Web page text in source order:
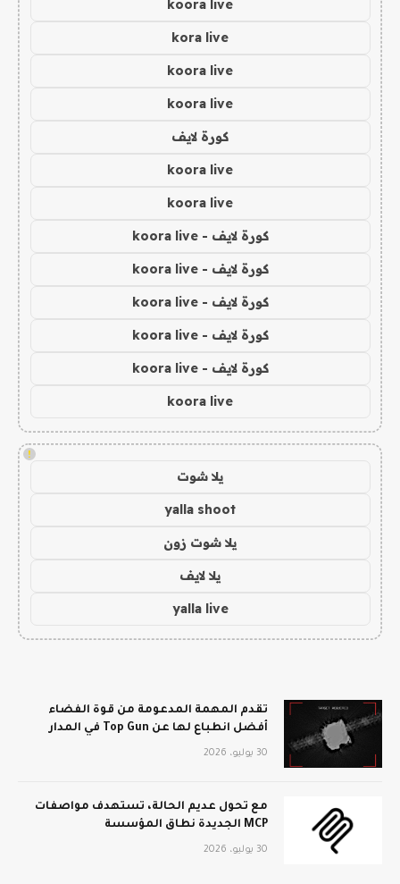
koora live
kora live
koora live
koora live
كورة لايف
koora live
koora live
كورة لايف - koora live
كورة لايف - koora live
كورة لايف - koora live
كورة لايف - koora live
كورة لايف - koora live
koora live
!
يلا شوت
yalla shoot
يلا شوت زون
يلا لايف
yalla live
تقدم المهمة المدعومة من قوة الفضاء
أفضل انطباع لها عن Top Gun في المدار
30 يوليو، 2026
مع تحول عديم الحالة، تستهدف مواصفات
MCP الجديدة نطاق المؤسسة
30 يوليو، 2026